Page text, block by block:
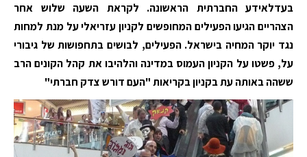
בעדלאידע החברתית הראשונה. לקראת השעה שלוש אחר
הצהריים הגיעו הפעילים המחופשים לקניון עזריאלי על מנת למחות
נגד יוקר המחיה בישראל. הפעילים, לבושים בתחפושות של גיבורי
על, פשטו על הקניון העמוס במדינה והלהיבו את קהל הקונים הרב
ששהה באותה עת בקניון בקריאות "העם דורש צדק חברתי"